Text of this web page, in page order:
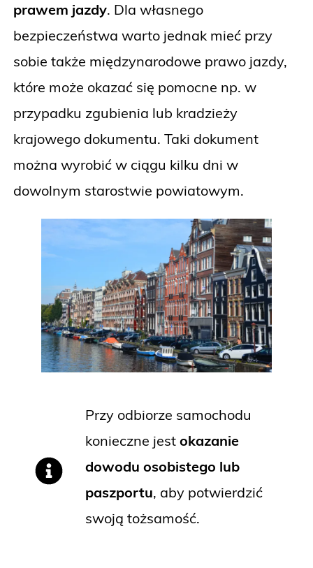
prawem jazdy. Dla własnego
bezpieczeństwa warto jednak mieć przy
sobie także międzynarodowe prawo jazdy,
które może okazać się pomocne np. w
przypadku zgubienia lub kradzieży
krajowego dokumentu. Taki dokument
można wyrobić w ciągu kilku dni w
dowolnym starostwie powiatowym.
Przy odbiorze samochodu
konieczne jest okazanie
dowodu osobistego lub
paszportu, aby potwierdzić
swoją tożsamość.